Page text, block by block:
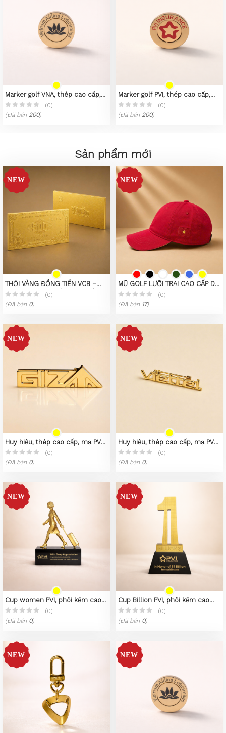
Marker golf VNA, thép cao cấp,
mạ PVD vàng 23K
(0)
(Đã bán 200)
Marker golf PVI, thép cao cấp,
mạ PVD vàng 23K
(0)
(Đã bán 200)
Sản phẩm mới
THỎI VÀNG ĐỒNG TIỀN VCB –
PHIÊN BẢN SƯU TẦM CAO CẤP
(0)
(Đã bán 0)
MŨ GOLF LƯỠI TRAI CAO CẤP DE
HANDEE
(0)
(Đã bán 17)
Huy hiệu, thép cao cấp, mạ PVD
vàng 23K
(0)
(Đã bán 0)
Huy hiệu, thép cao cấp, mạ PVD
vàng 23K
(0)
(Đã bán 0)
Cup women PVI, phôi kẽm cao
cấp
(0)
(Đã bán 0)
Cup Billion PVI, phôi kẽm cao
cấp
(0)
(Đã bán 0)